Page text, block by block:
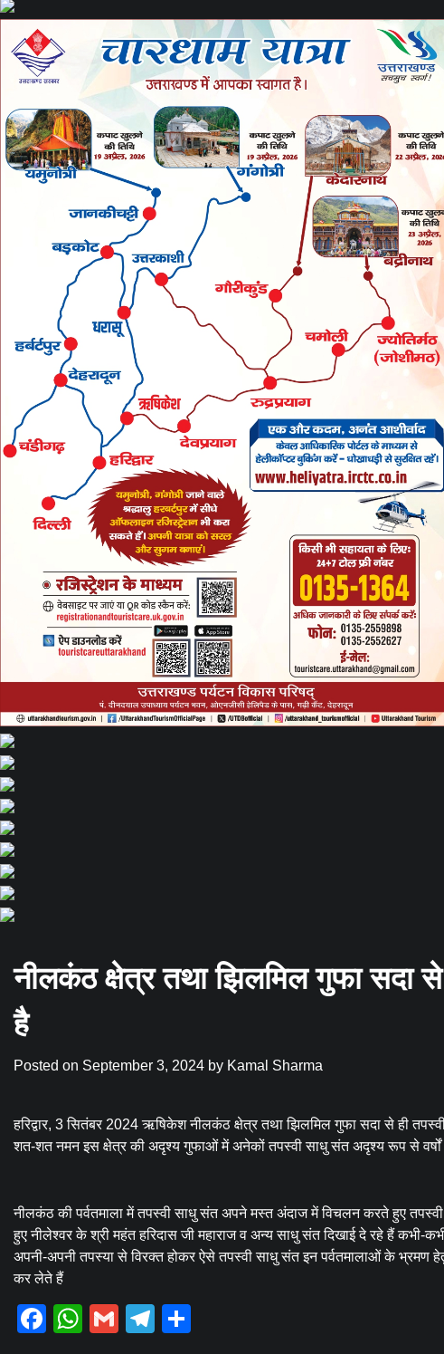
नीलकंठ क्षेत्र तथा झिलमिल गुफा सदा से
है
Posted on September 3, 2024 by Kamal Sharma
हरिद्वार, 3 सितंबर 2024 ऋषिकेश नीलकंठ क्षेत्र तथा झिलमिल गुफा सदा से ही
शत-शत नमन इस क्षेत्र की अदृश्य गुफाओं में अनेकों तपस्वी साधु संत अदृश्य रूप से वर्षों
नीलकंठ की पर्वतमाला में तपस्वी साधु संत अपने मस्त अंदाज में विचलन करते हुए तपस्वी
हुए नीलेश्वर के श्री महंत हरिदास जी महाराज व अन्य साधु संत दिखाई दे रहे हैं कभी-
अपनी-अपनी तपस्या से विरक्त होकर ऐसे तपस्वी साधु संत इन पर्वतमालाओं के
कर लेते हैं
Facebook
WhatsApp
GmailTelegram